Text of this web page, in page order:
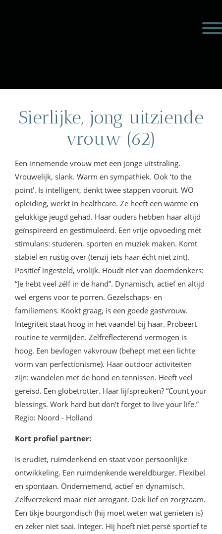
Sierlijke, jong uitziende
vrouw (62)
Een innemende vrouw met een jonge uitstraling.
Vrouwelijk, slank. Warm en sympathiek. Ook ‘to the
point’. Is intelligent, denkt twee stappen vooruit. WO
opleiding, werkt in healthcare. Ze heeft een warme en
gelukkige jeugd gehad. Haar ouders hebben haar altijd
geïnspireerd en gestimuleerd. Een vrije opvoeding mét
stimulans: studeren, sporten en muziek maken. Komt
stabiel en rustig over (tenzij iets haar écht niet zint).
Positief ingesteld, vrolijk. Houdt niet van doemdenkers:
“Je hebt veel zélf in de hand”. Dynamisch, actief en altijd
wel ergens voor te porren. Gezelschaps- en
familiemens. Kookt graag, is een goede gastvrouw.
Integriteit staat hoog in het vaandel bij haar. Probeert
routine te vermijden. Zelfreflecterend vermogen is
hoog. Een bevlogen vakvrouw (behept met een lichte
vorm van perfectionisme). Haar outdoor activiteiten
zijn: wandelen met de hond en tennissen. Heeft veel
gereisd. Een globetrotter. Haar lijfspreuken? “Count your
blessings. Work hard but don’t forget to live your life.”
Regio: Noord - Holland
Kort profiel partner:
Is erudiet, ruimdenkend en staat voor persoonlijke
ontwikkeling. Een ruimdenkende wereldburger. Flexibel
en spontaan. Ondernemend, actief en dynamisch.
Zelfverzekerd maar niet arrogant. Ook lief en zorgzaam.
Een tikje bourgondisch (hij moet weten wat genieten is)
en zeker niet saai. Integer. Hij hoeft niet persé sportief te